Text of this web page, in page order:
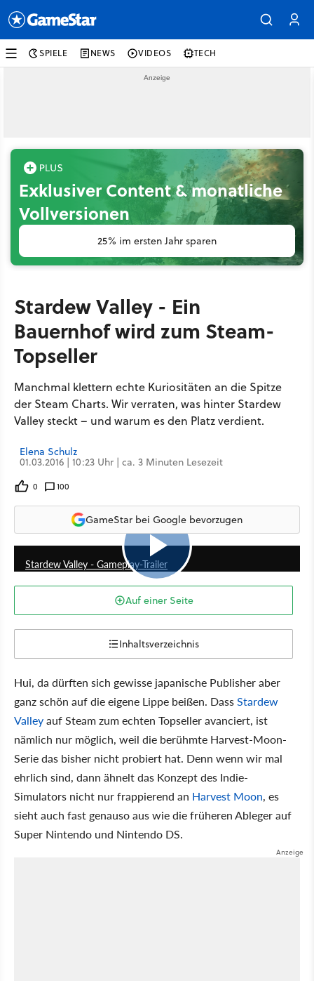
SPIELE NEWS VIDEOS TECH
Exklusiver Content & monatliche
Vollversionen
25% im ersten Jahr sparen
Stardew Valley - Ein
Bauernhof wird zum Steam-
Topseller
Manchmal klettern echte Kuriositäten an die Spitze
der Steam Charts. Wir verraten, was hinter Stardew
Valley steckt – und warum es den Platz verdient.
Elena Schulz
01.03.2016 | 10:23 Uhr | ca. 3 Minuten Lesezeit
0 100
GameStar bei Google bevorzugen
3:08
Stardew Valley - Gameplay-Trailer
Auf einer Seite
Inhaltsverzeichnis
Hui, da dürften sich gewisse japanische Publisher aber
ganz schön auf die eigene Lippe beißen. DassStardew
Valleyauf Steam zum echten Topseller avanciert, ist
nämlich nur möglich, weil die berühmte Harvest-Moon-
Serie das bisher nicht probiert hat. Denn wenn wir mal
ehrlich sind, dann ähnelt das Konzept des Indie-
Simulators nicht nur frappierend an Harvest Moon, es
sieht auch fast genauso aus wie die früheren Ableger auf
Super Nintendo und Nintendo DS.